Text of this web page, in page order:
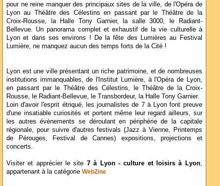
pour ne reine manquer des principaux sites de la ville, de l'Opéra de
Lyon au Théâtre des Célestins en passant par le Théâtre de la
Croix-Rousse, la Halle Tony Garnier, la salle 3000, le Radiant-
Bellevue. Un panorama complet et exhaustif de la vie culturelle à
Lyon et dans ses environs ! De la fête des Lumières au Festival
Lumière, ne manquez aucun des temps forts de la Cité !
Lyon est une ville présentant un riche patrimoine, et de nombreuses
institutions immanquables, de l'Institut Lumière, à l'Opéra de Lyon,
en passant par le Théâtre des Célestins, le Théâtre de la Croix-
Rousse, le Radiant-Bellevue, le Transbordeur, la Halle Tony Garnier.
Loin d'avoir l'esprit étriqué, les journalistes de 7 à Lyon font preuve
d'une insatiable curiosités et portent même leur regard ailleurs, sur
les autres évènements se déroulant en périphérie de la capitale
régionale, pour suivre d'autres festivals (Jazz à Vienne, Printemps
de Pérouges, Festival de Cannes) expositions, projections et
concerts.
Visiter et apprécier le site 7 à Lyon - culture et loisirs à Lyon,
appartenant à la catégorie WebZine